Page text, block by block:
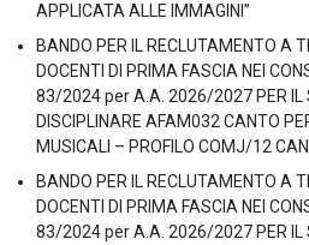
APPLICATA ALLE IMMAGINI”
BANDO PER IL RECLUTAMENTO A
DOCENTI DI PRIMA FASCIA NEI
83/2024 per A.A. 2026/2027 PER IL
DISCIPLINARE AFAM032 CANTO
MUSICALI – PROFILO COMJ/12
BANDO PER IL RECLUTAMENTO A
DOCENTI DI PRIMA FASCIA NEI
83/2024 per A.A. 2026/2027 PER IL